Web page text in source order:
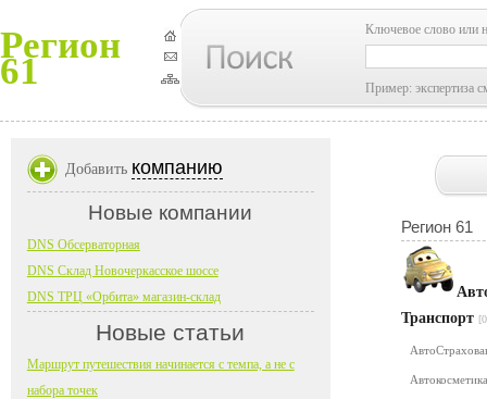
Регион
61
Ключевое слово или
Пример: экспертиза
Регион 61
Транспорт
Добавить компанию
Новые компании
DNS Обсерваторная
DNS Склад Новочеркасское шоссе
DNS ТРЦ «Орбита» магазин-склад
Новые статьи
Маршрут путешествия начинается с темпа, а не с
набора точек